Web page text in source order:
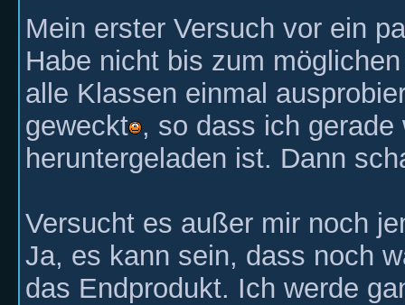
Mein erster Versuch vor ein
Habe nicht bis zum
alle Klassen einmal
geweckt , so dass ich
heruntergeladen ist. Dann
Versucht es außer mir noch
Ja, es kann sein, dass noch
das Endprodukt. Ich werde